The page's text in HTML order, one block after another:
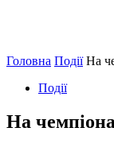
Головна Події На
Події
На